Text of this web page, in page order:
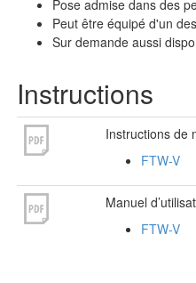
Pose admise dans des
Peut être équipé d'un
Sur demande aussi
Instructions
Instructions de
FTW-V
Manuel
FTW-V